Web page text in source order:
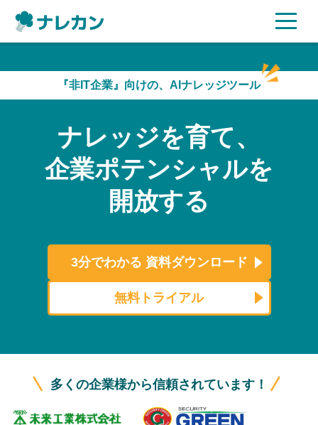
AI機能
ご利用企業様の声
セキュリティ
よくある質問
資料ダウンロード
ログイン
『非IT企業』向けの、AIナレッジツール
ナレッジを育て、
企業ポテンシャルを
開放する
3分でわかる 資料ダウンロード
無料トライアル
多くの企業様から信頼されています！